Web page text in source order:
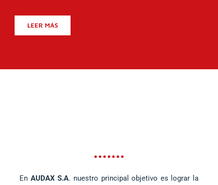
LEER MÁS
En AUDAX S.A. nuestro principal objetivo es lograr la